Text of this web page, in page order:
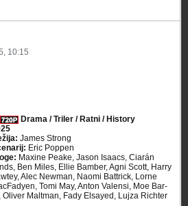
10:15
Drama / Triler / Ratni / History
James Strong
Eric Poppen
Maxine Peake, Jason Isaacs, Ciarán
Ben Miles, Ellie Bamber, Agni Scott, Harry
Alec Newman, Naomi Battrick, Lorne
Tomi May, Anton Valensi, Moe Bar-
Oliver Maltman, Fady Elsayed, Lujza Richter